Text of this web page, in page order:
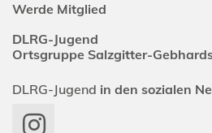
Werde Mitglied
DLRG-Jugend
Ortsgruppe Salzgitter-
DLRG-Jugend in den sozialen